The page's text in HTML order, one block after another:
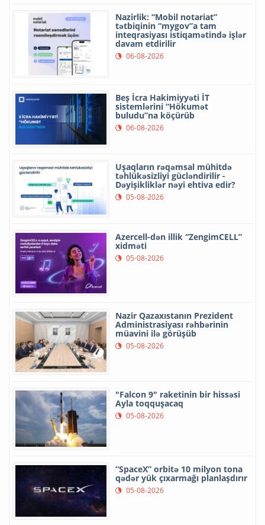
Nazirlik: “Mobil notariat”
tətbiqinin “mygov”a tam
inteqrasiyası istiqamətində işlər
davam etdirilir
06-08-2026
Beş İcra Hakimiyyəti İT
sistemlərini “Hökumət
buludu”na köçürüb
06-08-2026
Uşaqların rəqəmsal mühitdə
təhlükəsizliyi gücləndirilir -
Dəyişikliklər nəyi ehtiva edir?
05-08-2026
Azercell-dən illik “ZengimCELL”
xidməti
05-08-2026
Nazir Qazaxıstanın Prezident
Administrasiyası rəhbərinin
müavini ilə görüşüb
05-08-2026
"Falcon 9" raketinin bir hissəsi
Ayla toqquşacaq
05-08-2026
“SpaceX” orbitə 10 milyon tona
qədər yük çıxarmağı planlaşdırır
05-08-2026